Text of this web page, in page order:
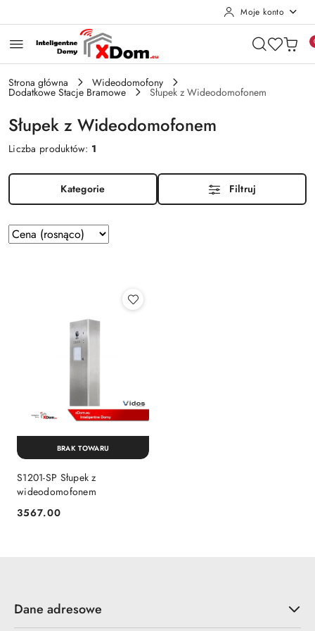
Moje konto
Strona główna Wideodomofony
Dodatkowe Stacje Bramowe Słupek z Wideodomofonem
Słupek z Wideodomofonem
Liczba produktów: 1
Kategorie Filtruj
Zastosowano
sortowanie:
Sortuj
według
S1201-SP Słupek z
wideodomofonem
Cena:
3567.00
BRAK TOWARU
Dane adresowe